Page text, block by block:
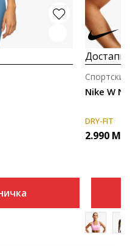
Nike W
Спортски
DRY-FIT
2.990